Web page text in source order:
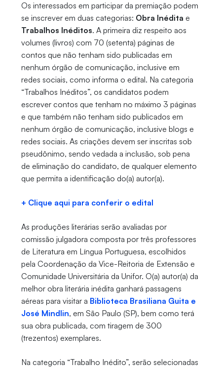
Os interessados em participar da premiação podem
se inscrever em duas categorias: Obra Inédita e
Trabalhos Inéditos. A primeira diz respeito aos
volumes (livros) com 70 (setenta) páginas de
contos que não tenham sido publicadas em
nenhum órgão de comunicação, inclusive em
redes sociais, como informa o edital. Na categoria
“Trabalhos Inéditos”, os candidatos podem
escrever contos que tenham no máximo 3 páginas
e que também não tenham sido publicados em
nenhum órgão de comunicação, inclusive blogs e
redes sociais. As criações devem ser inscritas sob
pseudônimo, sendo vedada a inclusão, sob pena
de eliminação do candidato, de qualquer elemento
que permita a identificação do(a) autor(a).
+ Clique aqui para conferir o edital
As produções literárias serão avaliadas por
comissão julgadora composta por três professores
de Literatura em Língua Portuguesa, escolhidos
pela Coordenação da Vice-Reitoria de Extensão e
Comunidade Universitária da Unifor. O(a) autor(a) da
melhor obra literária inédita ganhará passagens
aéreas para visitar a Biblioteca Brasiliana Guita e
José Mindlin, em São Paulo (SP), bem como terá
sua obra publicada, com tiragem de 300
(trezentos) exemplares.
Na categoria “Trabalho Inédito”, serão selecionadas